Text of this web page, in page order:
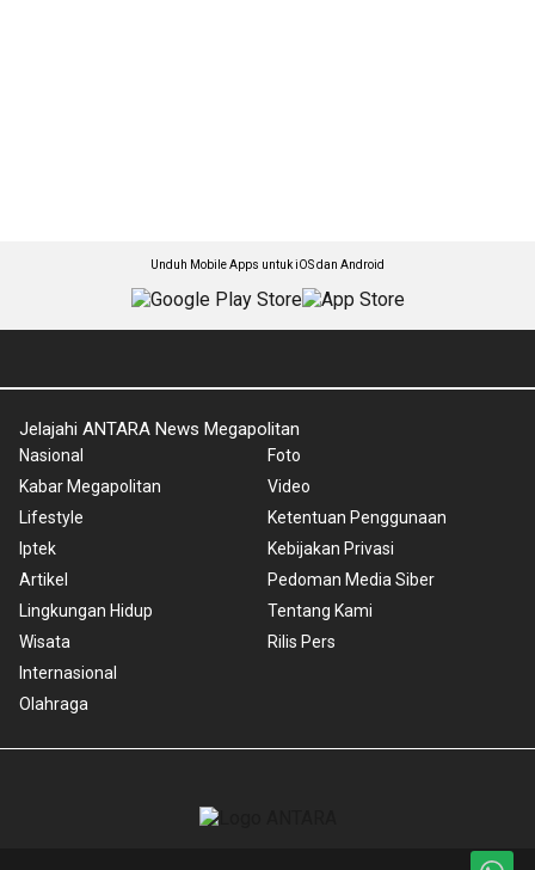
Unduh Mobile Apps untuk iOS dan Android
Jelajahi ANTARA News Megapolitan
Nasional
Kabar Megapolitan
Lifestyle
Iptek
Artikel
Lingkungan Hidup
Wisata
Internasional
Olahraga
Foto
Video
Ketentuan Penggunaan
Kebijakan Privasi
Pedoman Media Siber
Tentang Kami
Rilis Pers